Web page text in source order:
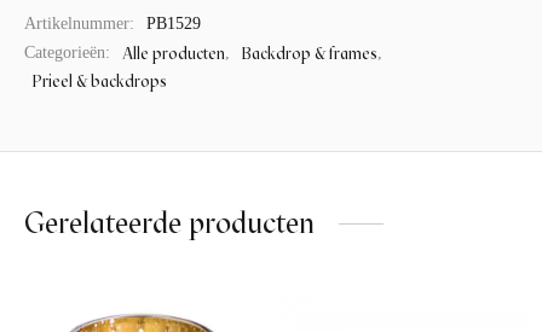
Artikelnummer:
PB1529
Categorieën:
Alle producten, Backdrop & frames,
Prieel & backdrops
Gerelateerde producten